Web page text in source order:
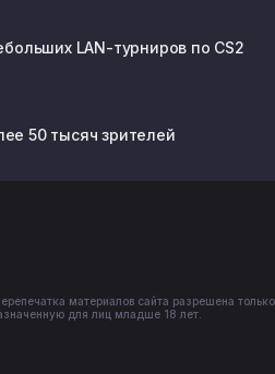
LAN-турниров по CS2
50 тысяч зрителей
материалов сайта разрешена
для лиц младше 18 лет.